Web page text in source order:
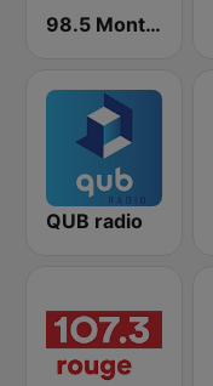
98.5 Montréal
QUB radio